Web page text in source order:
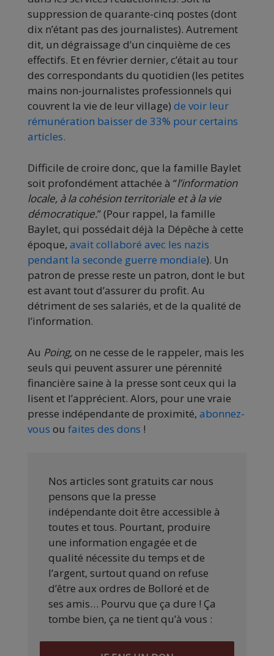
suppression de quarante-cinq postes (dont
dix n’étant pas des journalistes). Autrement
dit, un dégraissage d’un cinquième de ces
effectifs. Et en février dernier, c’était au tour
des correspondants du quotidien (les petites
mains non-journalistes professionnels qui
couvrent la vie de leur village) de voir leur
rémunération baisser de 33% pour certains
articles.
Difficile de croire donc, que la famille Baylet
soit profondément attachée à “l’information
locale, à la cohésion territoriale et à la vie
démocratique.” (Pour rappel, la famille
Baylet, qui possédait déjà la Dépêche à cette
époque, avait collaboré avec les nazis
pendant la seconde guerre mondiale). Un
patron de presse reste un patron, dont le but
est avant tout d’assurer du profit. Au
détriment de ses salariés, et de la qualité de
l’information.
Au Poing, on ne cesse de le rappeler, mais les
seuls qui peuvent assurer une pérennité
financière saine à la presse sont ceux qui la
lisent et l’apprécient. Alors, pour une vraie
presse indépendante de proximité, abonnez-
vous ou faites des dons !
Nos articles sont gratuits car nous
pensons que la presse
indépendante doit être accessible à
toutes et tous. Pourtant, produire
une information engagée et de
qualité nécessite du temps et de
l’argent, surtout quand on refuse
d’être aux ordres de Bolloré et de
ses amis… Pourvu que ça dure ! Ça
tombe bien, ça ne tient qu’à vous :